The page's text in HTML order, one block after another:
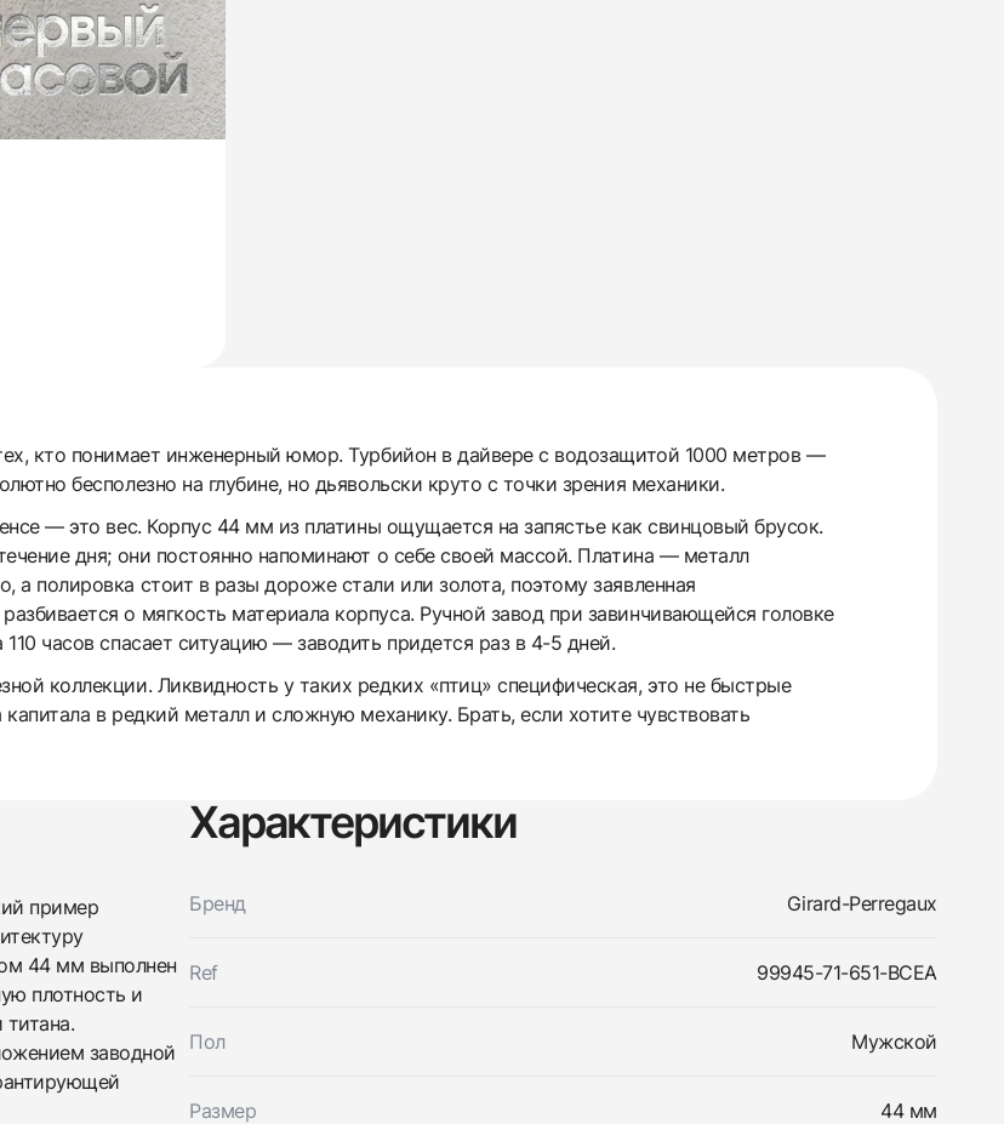
кто понимает инженерный юмор. Турбийон в дайвере с водозащитой 1000 метров —
бесполезно на глубине, но дьявольски круто с точки зрения механики.
— это вес. Корпус 44 мм из платины ощущается на запястье как свинцовый брусок.
дня; они постоянно напоминают о себе своей массой. Платина — металл
а полировка стоит в разы дороже стали или золота, поэтому заявленная
о мягкость материала корпуса. Ручной завод при завинчивающейся головке
часов спасает ситуацию — заводить придется раз в 4-5 дней.
коллекции. Ликвидность у таких редких «птиц» специфическая, это не быстрые
в редкий металл и сложную механику. Брать, если хотите чувствовать
пример
44 мм выполнен
плотность и
заводной
Характеристики
Бренд Girard-Perregaux
Ref 99945-71-651-BCEA
Пол Мужской
Размер 44 мм
эти часы
ваши контактные данные и мы свяжемся с
ин часов
ваши контактные данные и мы свяжемся с
Girard-Perregaux
BMW Oracle Racing Sea Hawk Pro 1000m